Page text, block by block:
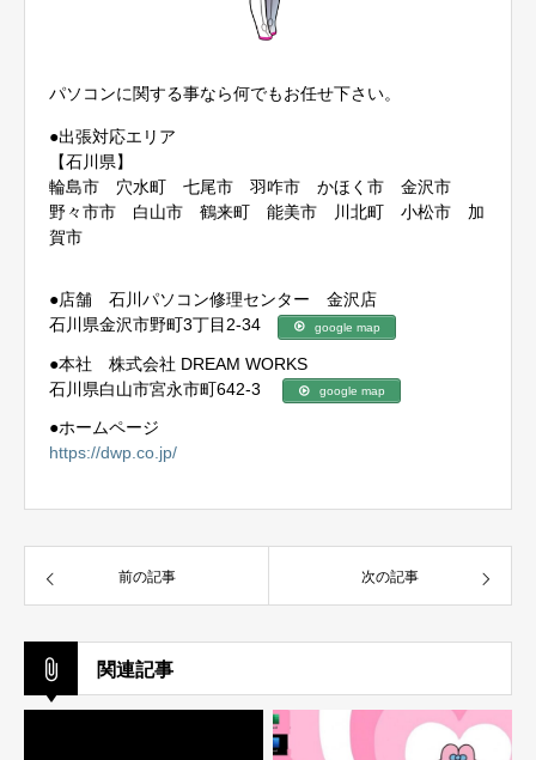
パソコンに関する事なら何でもお任せ下さい。
●出張対応エリア
【石川県】
輪島市 穴水町 七尾市 羽咋市 かほく市 金沢市
野々市市 白山市 鶴来町 能美市 川北町 小松市 加
賀市
●店舗 石川パソコン修理センター 金沢店
石川県金沢市野町3丁目2-34
google map
●本社 株式会社 DREAM WORKS
石川県白山市宮永市町642-3
google map
●ホームページ
https://dwp.co.jp/
前の記事 次の記事
関連記事